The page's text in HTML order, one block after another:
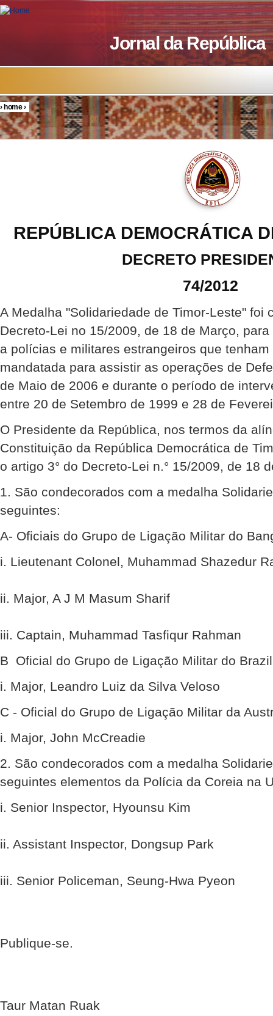
Skip to main content
Jornal da República
You are here
›home›
REPÚBLICA DEMOCRÁTICA
DECRETO
74/2012
A Medalha "Solidariedade de Timor-Leste" foi
Decreto-Lei no 15/2009, de 18 de Março,
a polícias e militares estrangeiros que
mandatada para assistir as operações de
de Maio de 2006 e durante o período de
entre 20 de Setembro de 1999 e 28 de
O Presidente da República, nos termos da
Constituição da República Democrática de
o artigo 3° do Decreto-Lei n.° 15/2009, de 18
1. São condecorados com a medalha
seguintes:
A- Oficiais do Grupo de Ligação Militar do
i. Lieutenant Colonel, Muhammad Shazedur
ii. Major, A J M Masum Sharif
iii. Captain, Muhammad Tasfiqur Rahman
B  Oficial do Grupo de Ligação Militar do Brazil
i. Major, Leandro Luiz da Silva Veloso
C - Oficial do Grupo de Ligação Militar da
i. Major, John McCreadie
2. São condecorados com a medalha
seguintes elementos da Polícia da Coreia na
i. Senior Inspector, Hyounsu Kim
ii. Assistant Inspector, Dongsup Park
iii. Senior Policeman, Seung-Hwa Pyeon
Publique-se.
Taur Matan Ruak